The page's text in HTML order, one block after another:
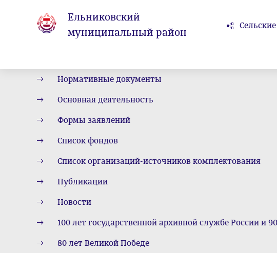
Ельниковский
муниципальный район
Нормативные документы
Основная деятельность
Формы заявлений
Список фондов
Список организаций-источников комплектования
Публикации
Новости
100 лет государственной архивной службе России и
80 лет Великой Победе